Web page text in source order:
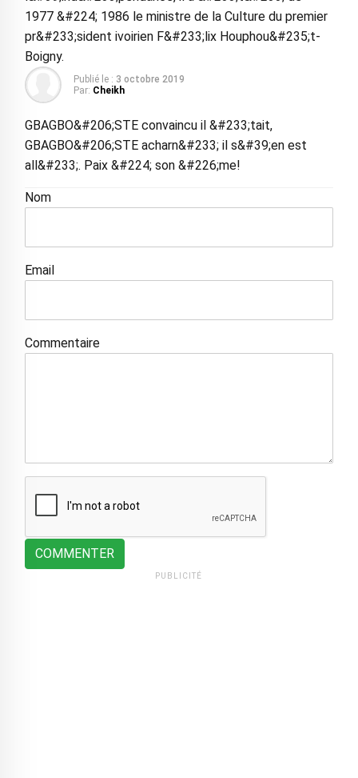
1977 &#224; 1986 le ministre de la Culture du premier
pr&#233;sident ivoirien F&#233;lix Houphou&#235;t-
Boigny.
Publié le : 3 octobre 2019
Par: Cheikh
GBAGBO&#206;STE convaincu il &#233;tait,
GBAGBO&#206;STE acharn&#233; il s&#39;en est
all&#233;. Paix &#224; son &#226;me!
Nom
Email
Commentaire
COMMENTER
PUBLICITÉ